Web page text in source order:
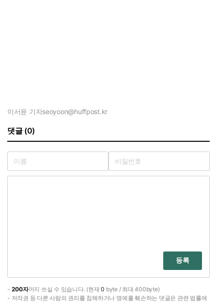
이서윤 기자seoyoon@huffpost.kr
댓글 (0)
등록
- 200자까지 쓰실 수 있습니다. (현재0 byte / 최대 400byte)
- 저작권 등 다른 사람의 권리를 침해하거나 명예를 훼손하는 댓글은 관련 법률에